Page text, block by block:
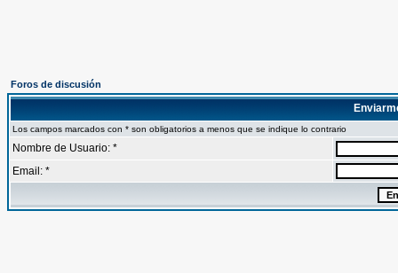
Foros de discusión
Los campos marcados con * son obligatorios a menos que se indique lo contrario
Nombre de Usuario: *
Email: *